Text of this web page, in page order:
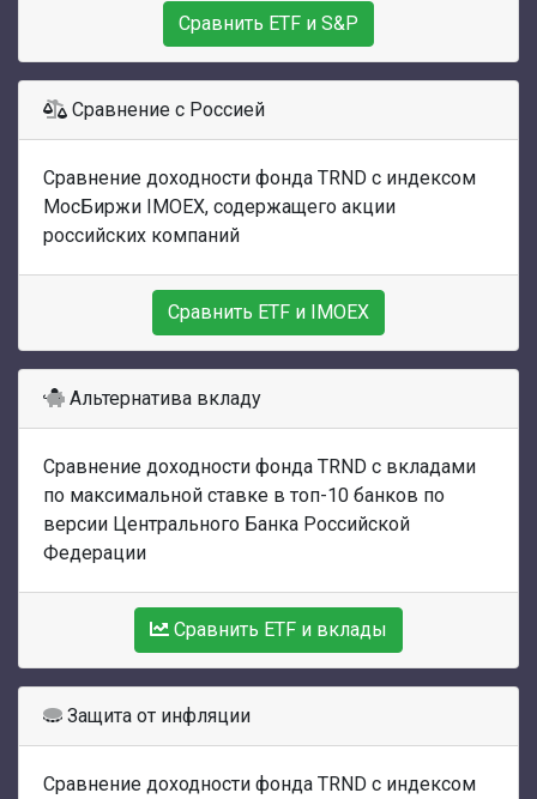
Сравнить ETF и S&P
Сравнение с Россией
Сравнение доходности фонда TRND с индексом
МосБиржи IMOEX, содержащего акции
российских компаний
Сравнить ETF и IMOEX
Альтернатива вкладу
Сравнение доходности фонда TRND с вкладами
по максимальной ставке в топ-10 банков по
версии Центрального Банка Российской
Федерации
Сравнить ETF и вклады
Защита от инфляции
Сравнение доходности фонда TRND с индексом